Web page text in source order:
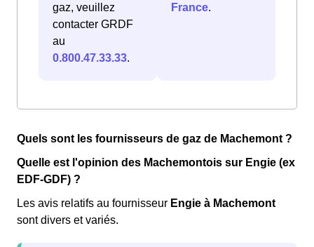
gaz, veuillez
contacter GRDF
au
0.800.47.33.33.
France.
Quels sont les fournisseurs de gaz de Machemont ?
Quelle est l'opinion des Machemontois sur Engie (ex
EDF-GDF) ?
Les avis relatifs au fournisseur Engie à Machemont
sont divers et variés.